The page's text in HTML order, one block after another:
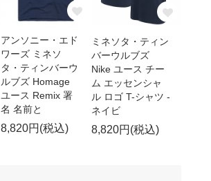
アンソニー・エド
ワーズ ミネソ
タ・ティンバーウ
ルブズ Homage
ユース Remix 署
名 名前と
8,820円(税込)
ミネソタ・ティン
バーウルブズ
Nike ユース チー
ム エッセンシャ
ル ロゴ T-シャツ -
ネイビ
8,820円(税込)